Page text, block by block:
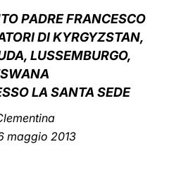
PADRE FRANCESCO
DI KYRGYZSTAN,
LUSSEMBURGO,
LA SANTA SEDE
maggio 2013